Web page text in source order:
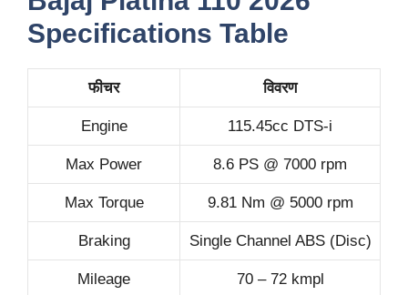
Specifications Table
फीचर विवरण
Engine 115.45cc DTS-i
Max Power 8.6 PS @ 7000 rpm
Max Torque 9.81 Nm @ 5000 rpm
Braking Single Channel ABS (Disc)
Mileage 70 – 72 kmpl